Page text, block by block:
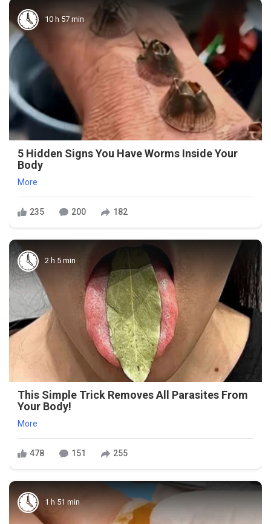
10 h 57 min
5 Hidden Signs You Have Worms Inside Your
Body
More
235 200 182
2 h 5 min
This Simple Trick Removes All Parasites From
Your Body!
More
478 151 255
1 h 51 min